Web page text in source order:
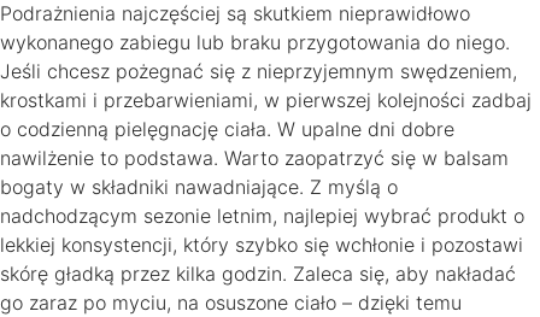
Podrażnienia najczęściej są skutkiem nieprawidłowo
wykonanego zabiegu lub braku przygotowania do niego.
Jeśli chcesz pożegnać się z nieprzyjemnym swędzeniem,
krostkami i przebarwieniami, w pierwszej kolejności zadbaj
o codzienną pielęgnację ciała. W upalne dni dobre
nawilżenie to podstawa. Warto zaopatrzyć się w balsam
bogaty w składniki nawadniające. Z myślą o
nadchodzącym sezonie letnim, najlepiej wybrać produkt o
lekkiej konsystencji, który szybko się wchłonie i pozostawi
skórę gładką przez kilka godzin. Zaleca się, aby nakładać
go zaraz po myciu, na osuszone ciało – dzięki temu